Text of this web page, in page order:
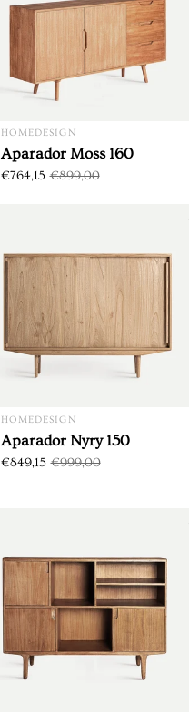
HOMEDESIGN
Aparador Moss 160
€764,15 €899,00
HOMEDESIGN
Aparador Nyry 150
€849,15 €999,00